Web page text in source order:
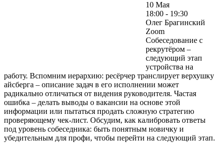
10 Мая
18:00 - 19:30
Олег Брагинский
Zoom
Собеседование с
рекрутёром –
следующий этап
устройства на
работу. Вспомним иерархию: ресёрчер транслирует верхушку
айсберга – описание задач в его исполнении может
радикально отличаться от видения руководителя. Частая
ошибка – делать выводы о вакансии на основе этой
информации или пытаться продать сложную стратегию
проверяющему чек-лист. Обсудим, как калибровать ответы
под уровень собеседника: быть понятным новичку и
убедительным для профи, чтобы перейти на следующий этап.